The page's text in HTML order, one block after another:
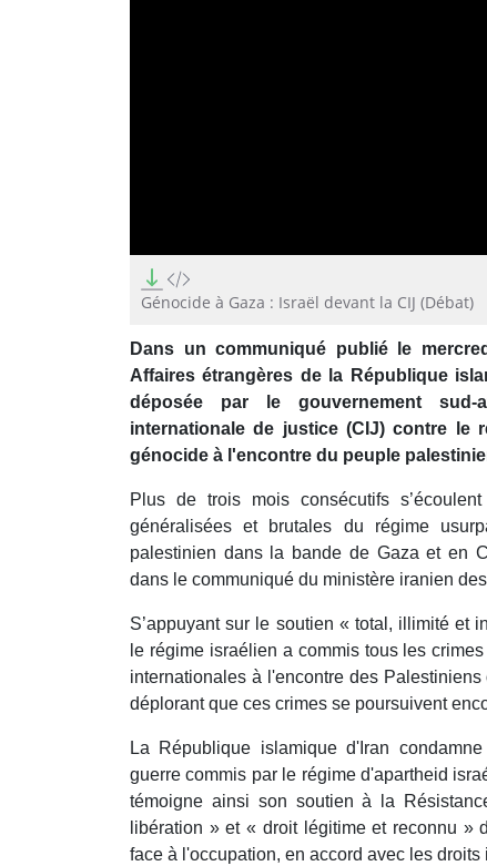
seconds
of
19
seconds Volume
90%
Génocide à Gaza : Israël devant la CIJ (Débat)
Dans un communiqué publié le
Affaires étrangères de la République
déposée par le gouvernement
internationale de justice (CIJ) contre le
génocide à l'encontre du peuple
Plus de trois mois consécutifs
généralisées et brutales du régime
palestinien dans la bande de Gaza et en
dans le communiqué du ministère iranien
S’appuyant sur le soutien « total, illimité et
le régime israélien a commis tous les
internationales à l'encontre des
déplorant que ces crimes se poursuivent
La République islamique d'Iran
guerre commis par le régime d'apartheid
témoigne ainsi son soutien à la
libération » et « droit légitime et reconnu »
face à l'occupation, en accord avec les droits